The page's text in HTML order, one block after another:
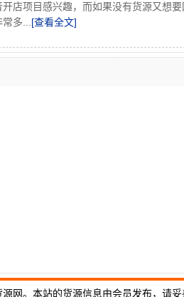
店项目感兴趣，而如果没有货源又想
常多...[查看全文]
网。本站的货源信息由会员发布，请妥